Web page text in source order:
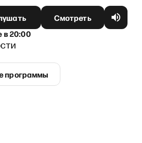
Смотреть
в20:00
программы